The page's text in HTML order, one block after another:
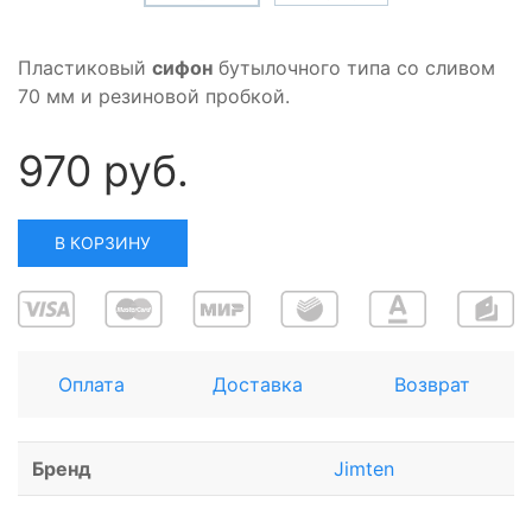
Пластиковый сифон бутылочного типа со сливом
70 мм и резиновой пробкой.
970 руб.
В КОРЗИНУ
Оплата Доставка Возврат
Бренд Jimten